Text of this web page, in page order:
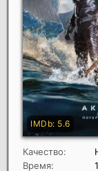
Качество:
Время: